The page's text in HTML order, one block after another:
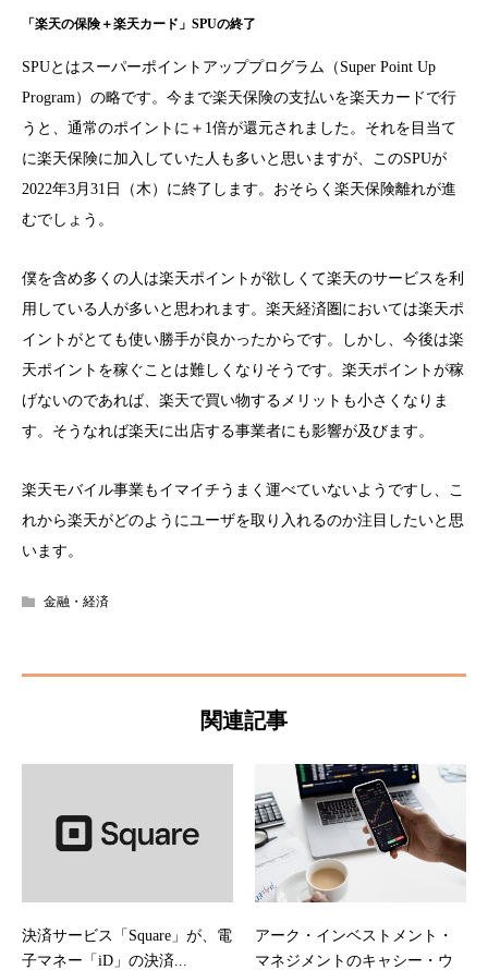
「楽天の保険＋楽天カード」SPUの終了
SPUとはスーパーポイントアッププログラム（Super Point Up
Program）の略です。今まで楽天保険の支払いを楽天カードで行
うと、通常のポイントに＋1倍が還元されました。それを目当て
に楽天保険に加入していた人も多いと思いますが、このSPUが
2022年3月31日（木）に終了します。おそらく楽天保険離れが進
むでしょう。
僕を含め多くの人は楽天ポイントが欲しくて楽天のサービスを利
用している人が多いと思われます。楽天経済圏においては楽天ポ
イントがとても使い勝手が良かったからです。しかし、今後は楽
天ポイントを稼ぐことは難しくなりそうです。楽天ポイントが稼
げないのであれば、楽天で買い物するメリットも小さくなりま
す。そうなれば楽天に出店する事業者にも影響が及びます。
楽天モバイル事業もイマイチうまく運べていないようですし、こ
れから楽天がどのようにユーザを取り入れるのか注目したいと思
います。
金融・経済
関連記事
決済サービス「Square」が、電
子マネー「iD」の決済...
アーク・インベストメント・
マネジメントのキャシー・ウ